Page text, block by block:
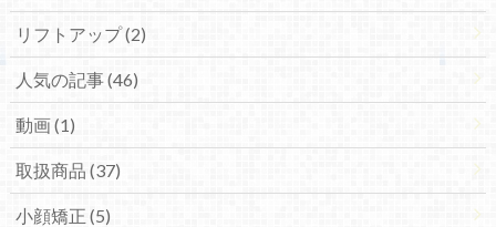
リフトアップ (2)
人気の記事 (46)
動画 (1)
取扱商品 (37)
小顔矯正 (5)